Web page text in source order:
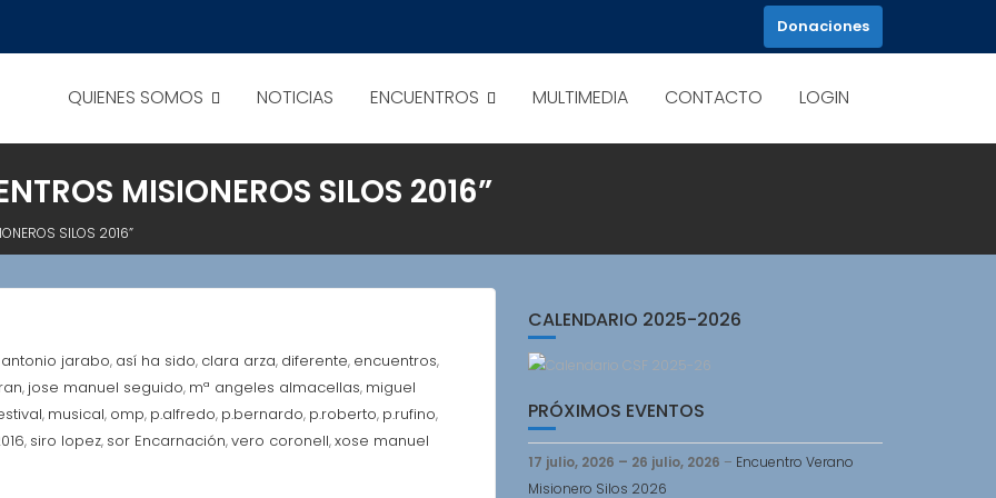
Donaciones
QUIENES SOMOS NOTICIAS ENCUENTROS MULTIMEDIA CONTACTO LOGIN
MISIONEROS SILOS 2016”
SILOS 2016”
antonio jarabo, así ha sido, clara arza, diferente, encuentros,
, jose manuel seguido, mª angeles almacellas, miguel
, musical, omp, p.alfredo, p.bernardo, p.roberto, p.rufino,
, siro lopez, sor Encarnación,vero coronell,xose manuel
CALENDARIO 2025-2026
PRÓXIMOS EVENTOS
17 julio, 2026 – 26 julio, 2026 – Encuentro Verano
Misionero Silos 2026